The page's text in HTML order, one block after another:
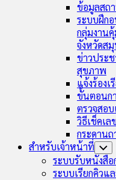
ข้อมูลสถ
ระบบฝึก
กลุ่มงาน
จังหวัดส
ข่าวประ
สุขภาพ
แจ้งร้อง
ขั้นตอนก
ตรวจสอบ
วิธีเช็คเ
กระดาน
สำหรับเจ้าหน้าที่
ระบบรับหนังสือ
ระบบเรียกคิวแ